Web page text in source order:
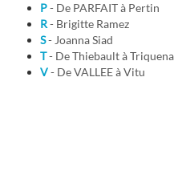
P
- De PARFAIT à Pertin
R
- Brigitte Ramez
S
- Joanna Siad
T
- De Thiebault à
V
- De VALLEE à Vitu